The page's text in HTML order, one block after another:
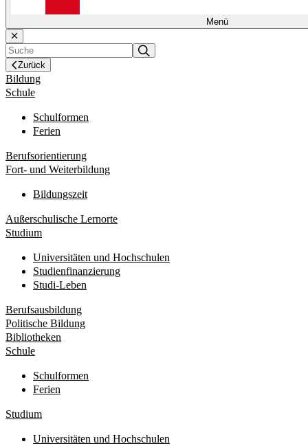
Menü
Zurück
Bildung
Schule
Schulformen
Ferien
Berufsorientierung
Fort- und Weiterbildung
Bildungszeit
Außerschulische Lernorte
Studium
Universitäten und Hochschulen
Studienfinanzierung
Studi-Leben
Berufsausbildung
Politische Bildung
Bibliotheken
Schule
Schulformen
Ferien
Studium
Universitäten und Hochschulen